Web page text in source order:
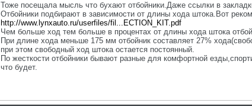
Тоже посещала мысль что бухают отбойники.Даже ссылки в
Отбойники подбирают в зависимости от длины хода штока.Вот
http://www.lynxauto.ru/userfiles/fil...ECTION_KIT.pdf
Чем больше ход тем больше в процентах от длины хода штока
При длине хода меньше 175 мм отбойник составляет 27%
при этом свободный ход штока остается постоянный.
По жесткости отбойники бывают разные для комфортной
что будет.